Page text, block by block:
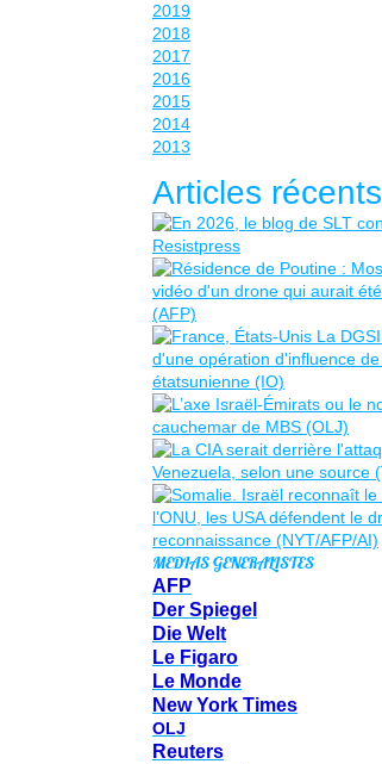
2019
2018
2017
2016
2015
2014
2013
Articles récents
MEDIAS GENERALISTES
AFP
Der Spiegel
Die Welt
Le Figaro
Le Monde
New York Times
OLJ
Reuters